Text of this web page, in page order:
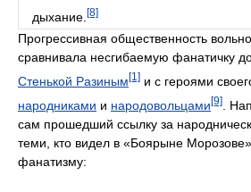
дыхание. [8]
Прогрессивная общественность
сравнивала несгибаемую фанатичку
Стенькой Разиным [1] и с героями
народниками и народовольцами[9] .
сам прошедший ссылку за
теми, кто видел в «Боярыне
фанатизму: